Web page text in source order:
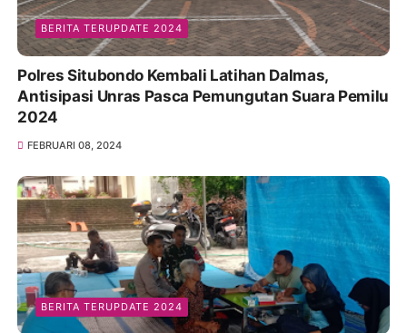
BERITA TERUPDATE 2024
Polres Situbondo Kembali Latihan Dalmas,
Antisipasi Unras Pasca Pemungutan Suara Pemilu
2024
FEBRUARI 08, 2024
BERITA TERUPDATE 2024